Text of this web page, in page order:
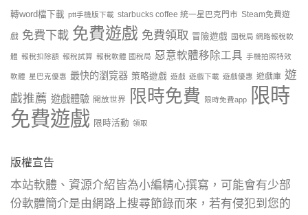
轉word檔下載 ptt手機版下載 starbucks coffee 統一星巴克門市 Steam免費遊
戲 免費下載 免費遊戲 免費領取 冒險遊戲 國稅局 網路報稅軟
體 報稅扣除額 報稅試算 報稅軟體 國稅局 惡意軟體移除工具 手機拍照特效
軟體 星巴克優惠 最快的瀏覽器 策略遊戲 遊戲 遊戲下載 遊戲優惠 遊戲庫 遊
戲推薦 遊戲體驗 開放世界 限時免費 限時免費app
限時
免費遊戲 限時活動 領取
版權宣告
本站軟體、資源介紹皆為小編精心撰寫，可能會有少部
份軟體簡介是由網路上搜尋節錄而來，若有侵犯到您的